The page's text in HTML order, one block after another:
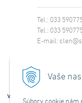
Vaše
Tel.: 033
Tel.: 033
E-mail: